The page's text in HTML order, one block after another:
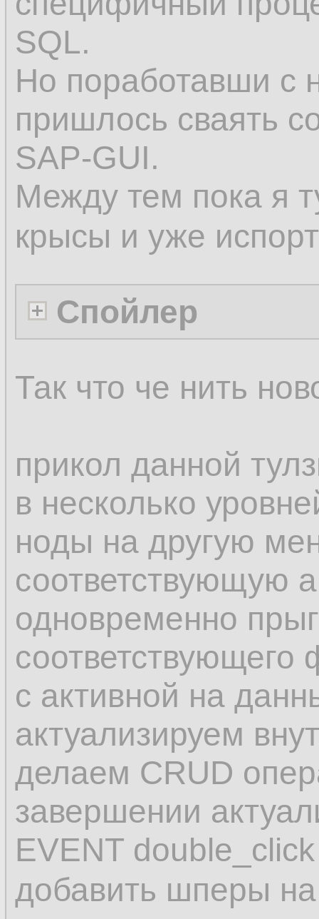
SQL.
Но поработавши с
пришлось сваять
SAP-GUI.
Между тем пока я
крысы и уже
Спойлер
Так что че нить
прикол данной
в несколько
ноды на другую
соответствующую
одновременно
с активной на
актуализируем
делаем CRUD
завершении
EVENT
добавить шперы